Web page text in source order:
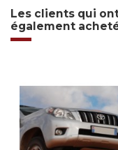
Les clients qui
également